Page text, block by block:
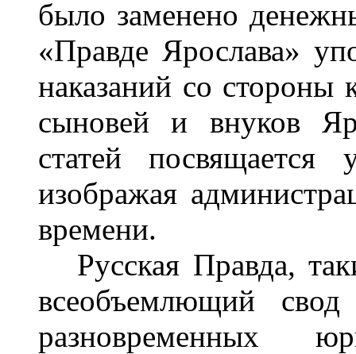
было заменено
«Правде Ярослава»
наказаний со стороны
сыновей и внуков
статей посвящается
изображая
времени.
Русская Правда,
всеобъемлющий
разновременных